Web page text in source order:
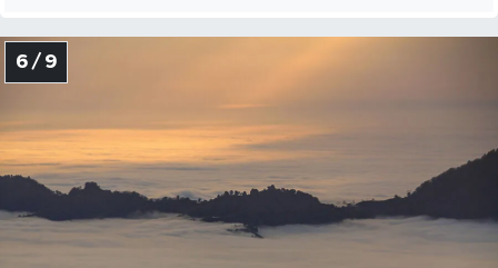
6 / 9
Samsun Müftülüğü
Siirt Müftülüğü
Sinop Müftülüğü